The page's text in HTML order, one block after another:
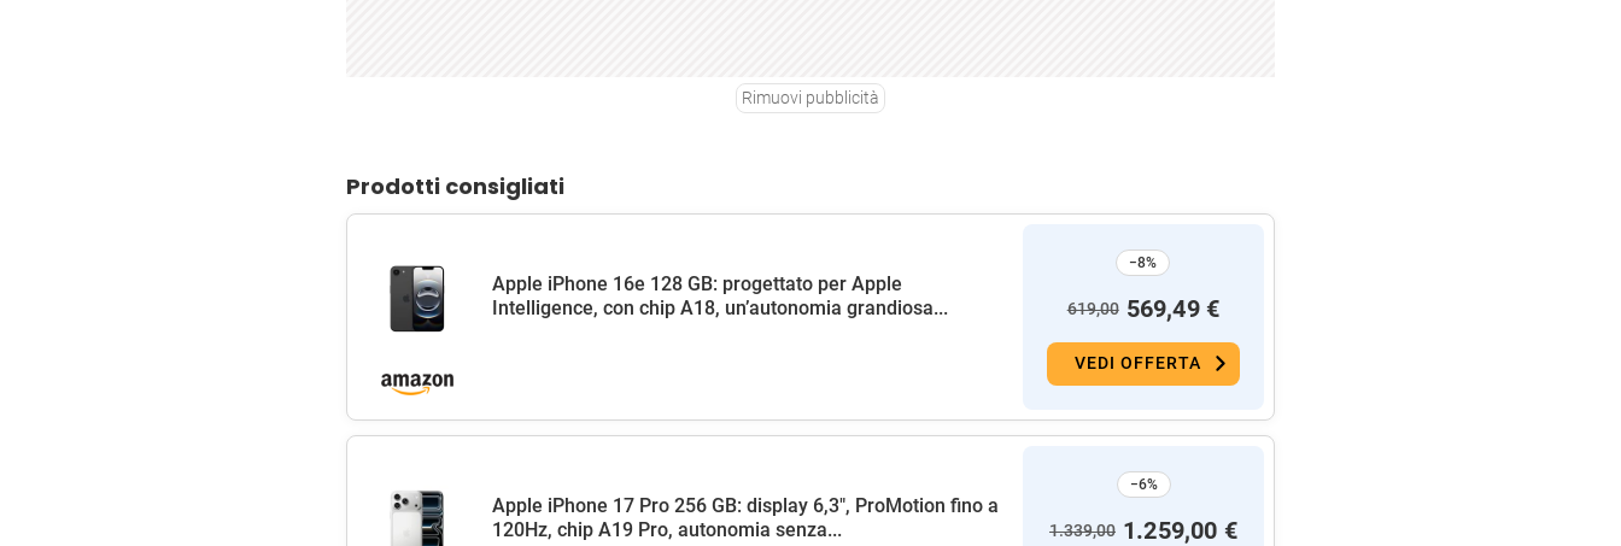
Rimuovi pubblicità
Prodotti consigliati
Apple iPhone 16e 128 GB: progettato per Apple
Intelligence, con chip A18, un’autonomia grandiosa...
−8%
619,00 569,49 €
VEDI OFFERTA
Apple iPhone 17 Pro 256 GB: display 6,3", ProMotion fino a
120Hz, chip A19 Pro, autonomia senza...
−6%
1.339,00 1.259,00 €